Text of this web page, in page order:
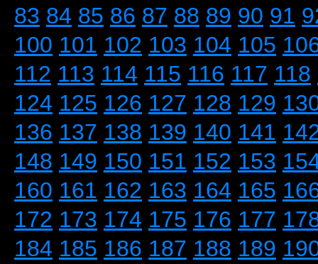
83 84 85 86 87 88 89 90 91
100 101 102 103 104 105
112 113 114 115 116 117 118
124 125 126 127 128 129
136 137 138 139 140 141
148 149 150 151 152 153
160 161 162 163 164 165
172 173 174 175 176 177
184 185 186 187 188 189